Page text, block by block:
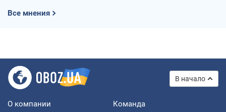
Все мнения
В начало
О компании Команда